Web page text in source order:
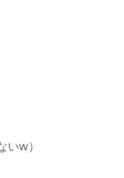
いw）